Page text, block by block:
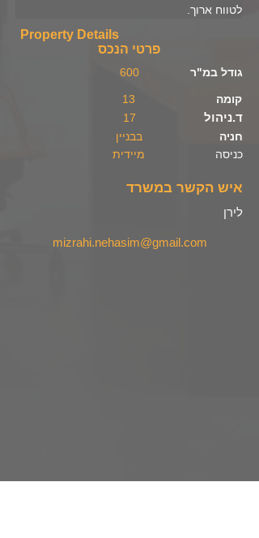
לטווח ארוך.
Property Details
פרטי הנכס
גודל במ"ר 600
קומה 13
ד.ניהול
17
חניה
בבניין
כניסה
מיידית
איש הקשר במשרד
לירן
mizrahi.nehasim@gmail.com